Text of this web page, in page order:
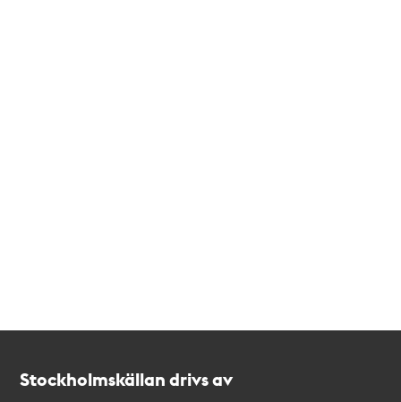
Stockholmskällan drivs av